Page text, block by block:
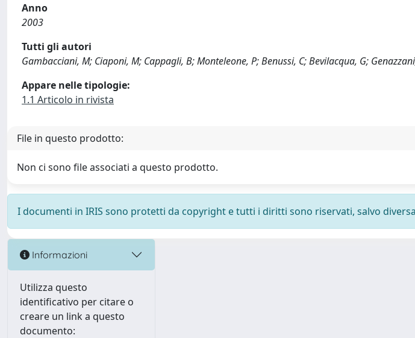
Anno
2003
Tutti gli autori
Gambacciani, M; Ciaponi, M; Cappagli, B; Monteleone, P; Benussi, C; Bevilacqua, G;
Appare nelle tipologie:
1.1 Articolo in rivista
File in questo prodotto:
Non ci sono file associati a questo prodotto.
I documenti in IRIS sono protetti da copyright e tutti i diritti sono riservati, salvo
Informazioni
Utilizza questo
identificativo per citare o
creare un link a questo
documento: